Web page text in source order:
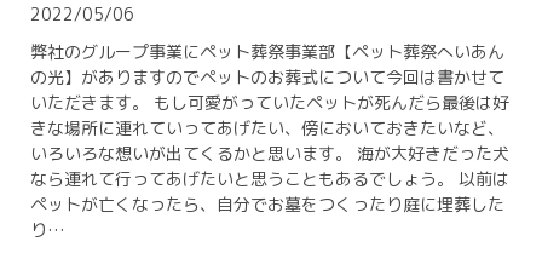
2022/05/06
弊社のグループ事業にペット葬祭事業部【ペット葬祭へいあん
の光】がありますのでペットのお葬式について今回は書かせて
いただきます。 もし可愛がっていたペットが死んだら最後は好
きな場所に連れていってあげたい、傍においておきたいなど、
いろいろな想いが出てくるかと思います。 海が大好きだった犬
なら連れて行ってあげたいと思うこともあるでしょう。 以前は
ペットが亡くなったら、自分でお墓をつくったり庭に埋葬した
り…